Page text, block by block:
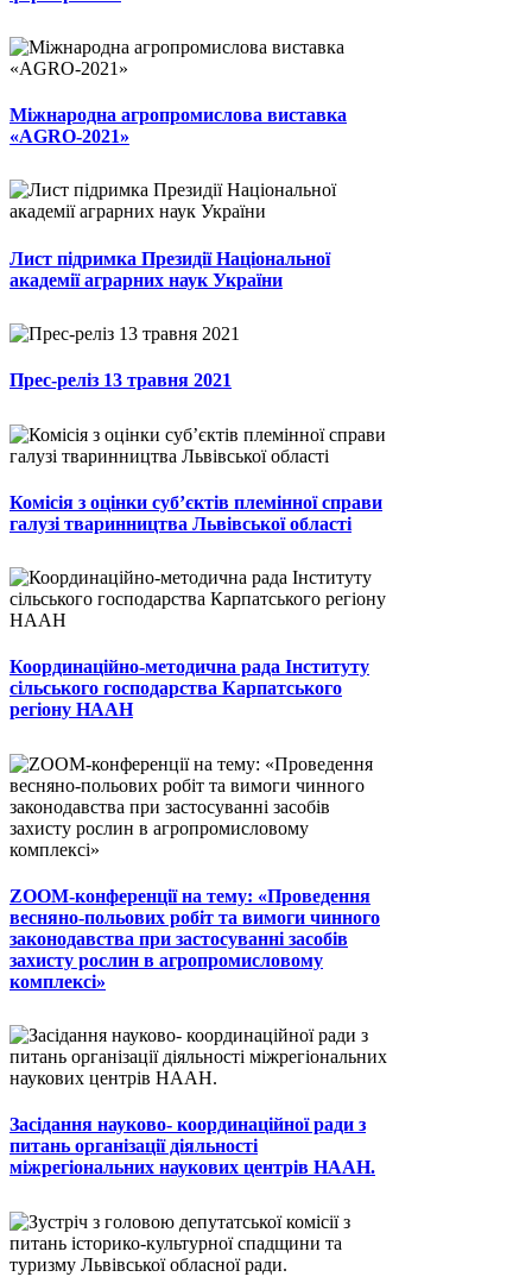
Міжнародна агропромислова виставка
«AGRO-2021»
Лист підримка Президії Національної
академії аграрних наук України
Прес-реліз 13 травня 2021
Комісія з оцінки суб’єктів племінної справи
галузі тваринництва Львівської області
Координаційно-методична рада Інституту
сільського господарства Карпатського
регіону НААН
ZOOM-конференції на тему: «Проведення
весняно-польових робіт та вимоги чинного
законодавства при застосуванні засобів
захисту рослин в агропромисловому
комплексі»
Засідання науково- координаційної ради з
питань організації діяльності
міжрегіональних наукових центрів НААН.